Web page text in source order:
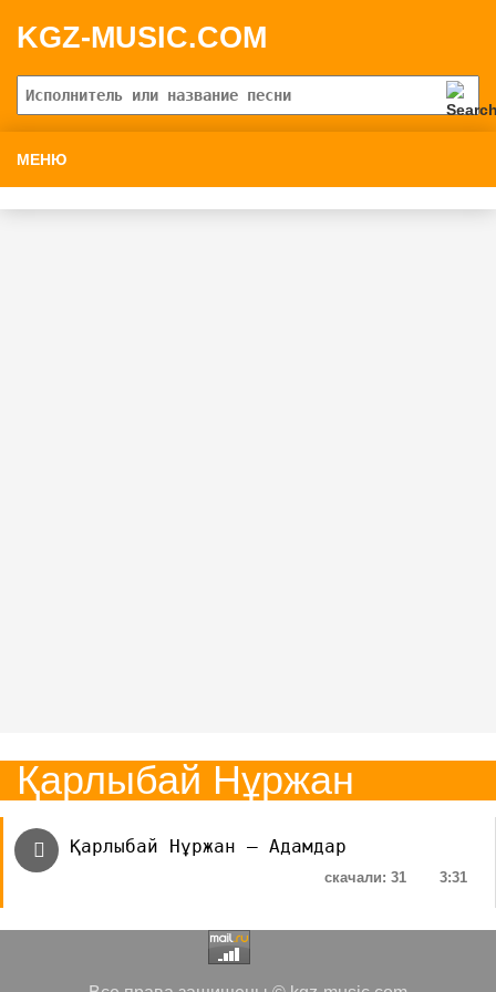
KGZ-MUSIC.COM
МЕНЮ
Қарлыбай Нұржан
Қарлыбай Нұржан — Адамдар
3:31
скачали: 31